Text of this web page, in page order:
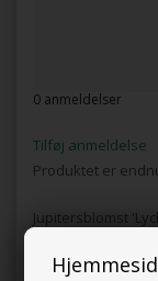
0 anmeldelser
Tilføj anmeldelse
Produktet er
Jupitersblomst
fyld dine vaser